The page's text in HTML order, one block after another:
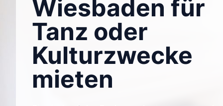
Wiesbaden für
Tanz oder
Kulturzwecke
mieten